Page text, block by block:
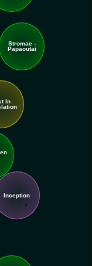
Stromae -
Papaoutai
In
Inception